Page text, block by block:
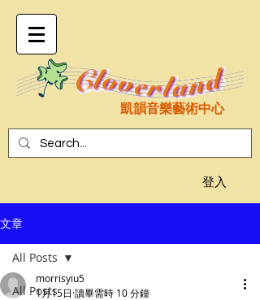
凱韻音樂藝術中心
登入
文章
All Posts
All Posts
morrisyiu5
1月15日 讀畢需時 10 分鐘